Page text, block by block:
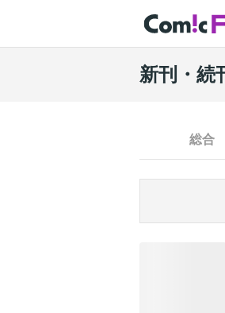
新刊・続
総合